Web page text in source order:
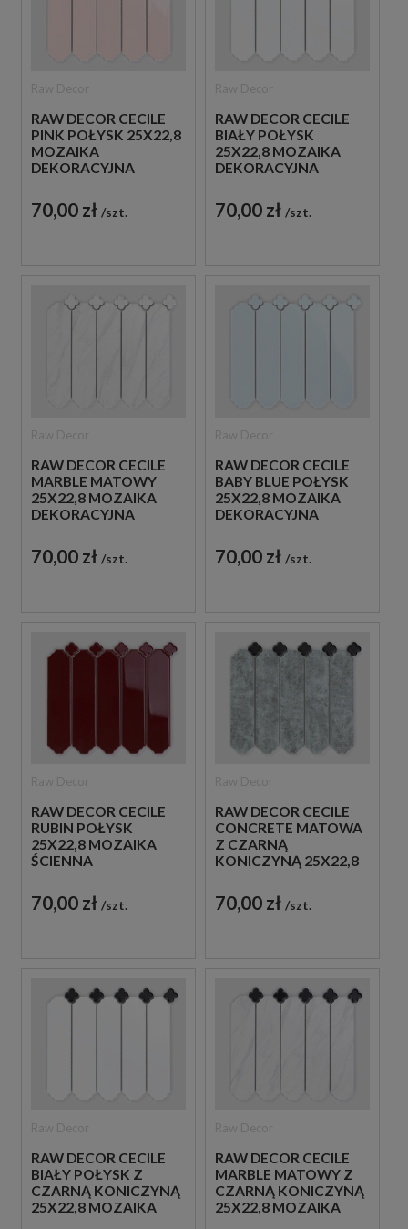
RAW DECOR CECILE
PINK POŁYSK 25X22,8
MOZAIKA
DEKORACYJNA
70,00 zł szt.
RAW DECOR CECILE
BIAŁY POŁYSK
25X22,8 MOZAIKA
DEKORACYJNA
70,00 zł szt.
RAW DECOR CECILE
MARBLE MATOWY
25X22,8 MOZAIKA
DEKORACYJNA
70,00 zł szt.
RAW DECOR CECILE
BABY BLUE POŁYSK
25X22,8 MOZAIKA
DEKORACYJNA
70,00 zł szt.
RAW DECOR CECILE
RUBIN POŁYSK
25X22,8 MOZAIKA
ŚCIENNA
70,00 zł szt.
RAW DECOR CECILE
CONCRETE MATOWA
Z CZARNĄ
KONICZYNĄ 25X22,8
DEKORACYJNA
70,00 zł szt.
RAW DECOR CECILE
BIAŁY POŁYSK Z
CZARNĄ KONICZYNĄ
25X22,8 MOZAIKA
RAW DECOR CECILE
MARBLE MATOWY Z
CZARNĄ KONICZYNĄ
25X22,8 MOZAIKA